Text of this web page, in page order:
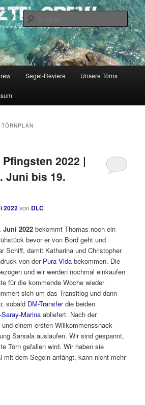
CREW
nicht bestimmen, aber wir können die Segel
Segel-Reviere Unsere Törns
TÖRNPLAN
2022 |
Juni bis 19.
2022von DLC
Juni 2022 bekommt Thomas noch ein
bevor er von Bord geht und
Schiff, damit Katharina und Christopher
von der Pura Vida bekommen. Die
und wir werden nochmal einkaufen
für die kommende Woche wieder
sich um das Transitlog und dann
sobald DM-Transferdie beiden
Saray-Marina abliefert. Nach der
einem ersten Willkommenssnack
Sarsala auslaufen. Wir sind gespannt,
Törn gefallen wird. Wir haben sie
mit dem Segeln anfängt, kann nicht mehr